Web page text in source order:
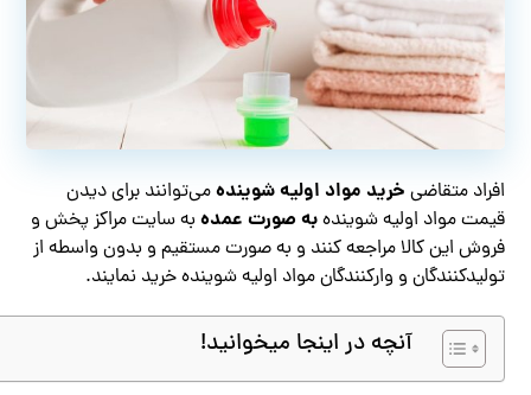
افراد متقاضی خرید مواد اولیه شویندهمی‌توانند برای دیدن
قیمت مواد اولیه شویندهبه صورت عمده به سایت مراکز پخش و
فروش این کالا مراجعه کنند و به صورت مستقیم و بدون واسطه از
تولیدکنندگان و وارکنندگان مواد اولیه شوینده خرید نمایند.
آنچه در اینجا میخوانید!